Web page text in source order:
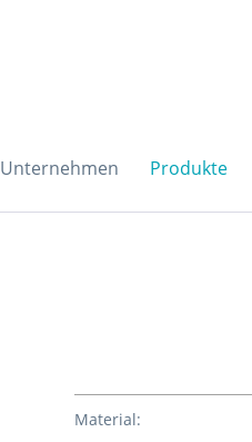
Unternehmen Produkte
Material: